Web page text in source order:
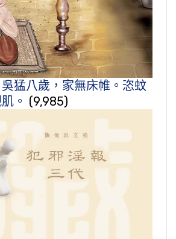
吳猛八歲，家無床帷。恣蚊
。 (9,985)